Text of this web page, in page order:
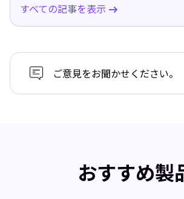
すべての記事を表示
ご意見をお聞かせください。
おすすめ製